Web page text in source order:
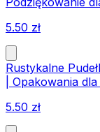
5.50 zł
Rustykalne
| Opakowania
5.50 zł